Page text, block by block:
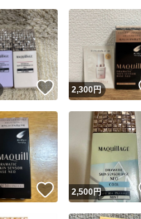
いいね！
2,300円
いいね！
2,500円